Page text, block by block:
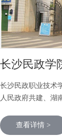
长沙民政学
长沙民政职业技术
人民政府共建、湖
查看详情 >